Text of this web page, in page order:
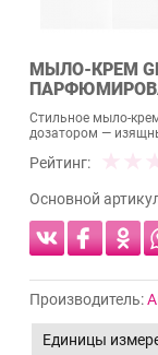
МЫЛО-КРЕМ
Стильное мыло-
дозатором —
Рейтинг:
Основной
Производитель:
Единицы